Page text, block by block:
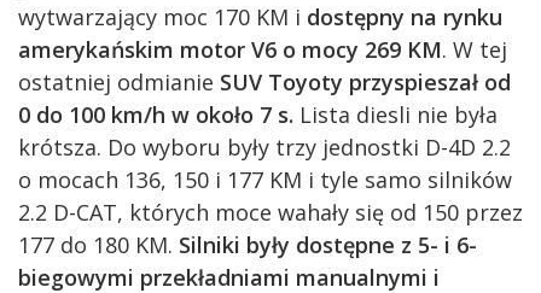
wytwarzający moc 170 KM i dostępny na rynku
amerykańskim motor V6 o mocy 269 KM. W tej
ostatniej odmianie SUV Toyoty przyspieszał od
0 do 100 km/h w około 7 s. Lista diesli nie była
krótsza. Do wyboru były trzy jednostki D-4D 2.2
o mocach 136, 150 i 177 KM i tyle samo silników
2.2 D-CAT, których moce wahały się od 150 przez
177 do 180 KM. Silniki były dostępne z 5- i 6-
biegowymi przekładniami manualnymi i